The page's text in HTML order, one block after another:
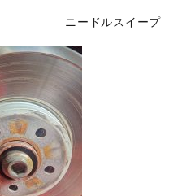
ニードルスイープ